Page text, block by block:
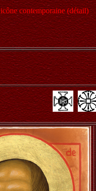
icône contemporaine (détail)